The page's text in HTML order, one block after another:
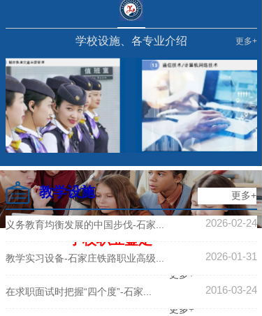
学校招生信息
学校就业安置
学校职业鉴定
更多+
更多+
学校设施、各专业介绍 更多+
教学设施 更多+
义务教育均衡发展的中国步伐-石家... 2026-02-24
教学实习设备-石家庄铁路职业高级... 2026-01-31
在求职面试时把握“四个度”-石家... 2016-03-24